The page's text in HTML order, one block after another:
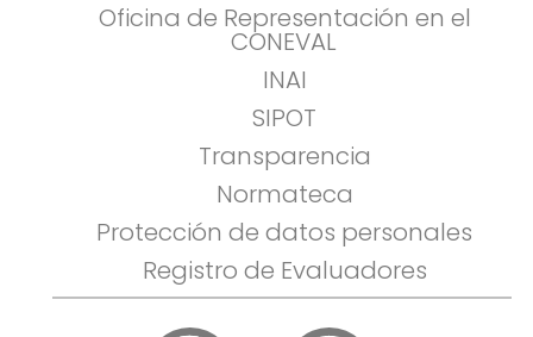
Oficina de Representación en el
CONEVAL
INAI
SIPOT
Transparencia
Normateca
Protección de datos personales
Registro de Evaluadores